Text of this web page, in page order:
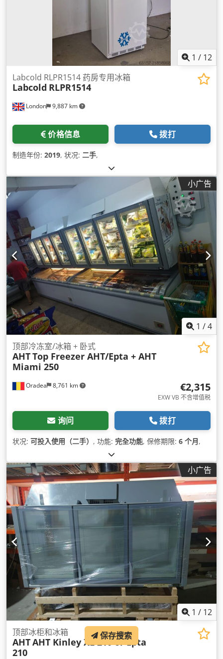
1 / 12
London 9,887 km
Labcold RLPR1514 药房专用冰箱
Labcold RLPR1514
价格信息 拨打
制造年份: 2019, 状况: 二手,
小广告
1 /4
Oradea 8,761 km
顶部冷冻室/冰箱 + 卧式
AHTTop Freezer AHT/Epta + AHT
Miami 250
€2,315
EXW VB 不含增值税
询问 拨打
状况: 可投入使用（二手） , 功能: 完全功能, 保修期限: 6 个月,
小广告
1 / 12
顶部冰柜和冰箱
AHTAHT Kinley XL 210 or Epta
210
保存搜索